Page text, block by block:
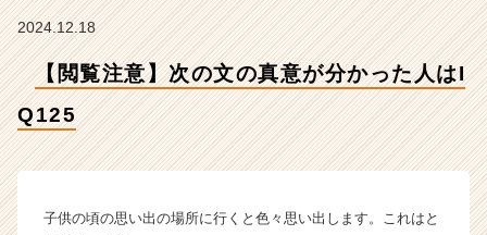
イ
ン】
ャ
2024.12.18
【閲覧注意】次の文の真意が分かった人はI
Q125
子供の頃の思い出の場所に行くと色々思い出します。これはと